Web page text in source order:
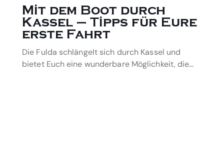
Mit dem Boot durch
Kassel – Tipps für Eure
erste Fahrt
Die Fulda schlängelt sich durch Kassel und
bietet Euch eine wunderbare Möglichkeit, die…